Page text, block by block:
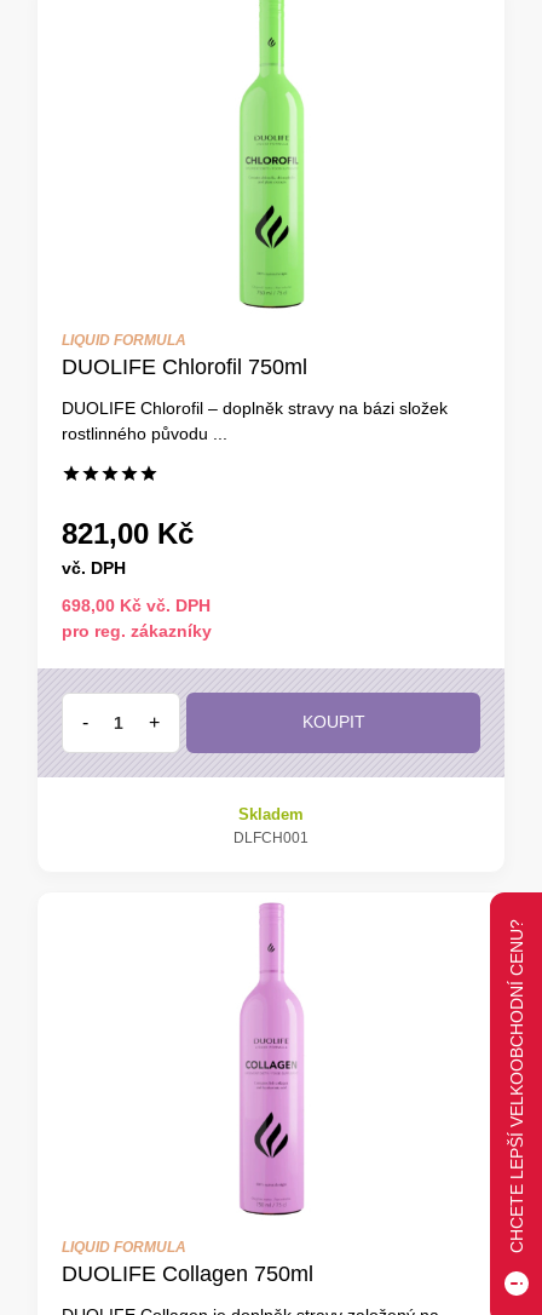
LIQUID FORMULA
DUOLIFE Chlorofil 750ml
DUOLIFE Chlorofil – doplněk stravy na bázi složek
rostlinného původu ...
821,00 Kč
vč. DPH
698,00 Kč vč. DPH
pro reg. zákazníky
- + KOUPIT
Skladem
DLFCH001
LIQUID FORMULA
DUOLIFE Collagen 750ml
CHCETE LEPŠÍ VELKOOBCHODNÍ CENU?